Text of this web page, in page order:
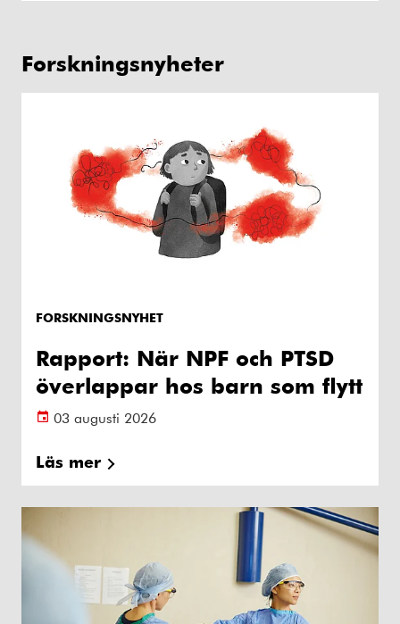
Forskningsnyheter
FORSKNINGSNYHET
Rapport: När NPF och PTSD
överlappar hos barn som flytt
03 augusti 2026
Läs mer